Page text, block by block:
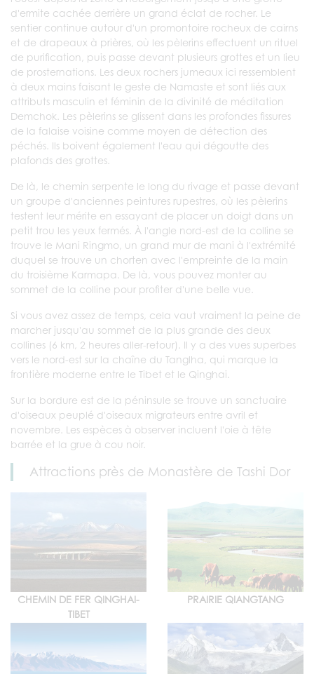
d'ermite cachée derrière un grand éclat de rocher. Le
sentier continue autour d'un promontoire rocheux de cairns
et de drapeaux à prières, où les pèlerins effectuent un rituel
de purification, puis passe devant plusieurs grottes et un lieu
de prosternations. Les deux rochers jumeaux ici ressemblent
à deux mains faisant le geste de Namaste et sont liés aux
attributs masculin et féminin de la divinité de méditation
Demchok. Les pèlerins se glissent dans les profondes fissures
de la falaise voisine comme moyen de détection des
péchés. Ils boivent également l'eau qui dégoutte des
plafonds des grottes.
De là, le chemin serpente le long du rivage et passe devant
un groupe d'anciennes peintures rupestres, où les pèlerins
testent leur mérite en essayant de placer un doigt dans un
petit trou les yeux fermés. À l'angle nord-est de la colline se
trouve le Mani Ringmo, un grand mur de mani à l'extrémité
duquel se trouve un chorten avec l'empreinte de la main
du troisième Karmapa. De là, vous pouvez monter au
sommet de la colline pour profiter d'une belle vue.
Si vous avez assez de temps, cela vaut vraiment la peine de
marcher jusqu'au sommet de la plus grande des deux
collines (6 km, 2 heures aller-retour). Il y a des vues superbes
vers le nord-est sur la chaîne du Tanglha, qui marque la
frontière moderne entre le Tibet et le Qinghai.
Sur la bordure est de la péninsule se trouve un sanctuaire
d'oiseaux peuplé d'oiseaux migrateurs entre avril et
novembre. Les espèces à observer incluent l'oie à tête
barrée et la grue à cou noir.
Attractions près de Monastère de Tashi Dor
CHEMIN DE FER QINGHAI-
TIBET
PRAIRIE QIANGTANG